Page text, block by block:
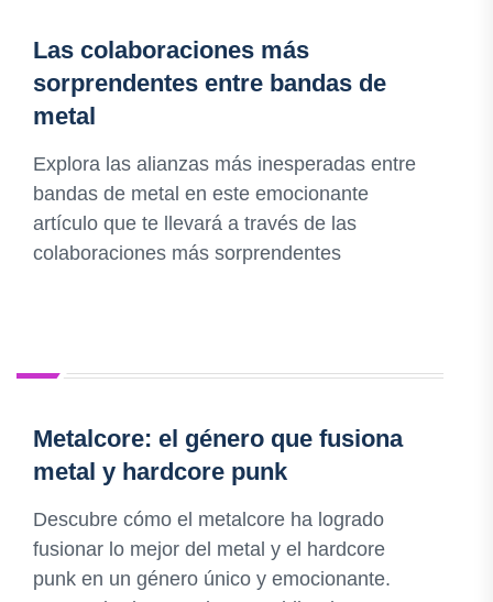
Las colaboraciones más
sorprendentes entre bandas de
metal
Explora las alianzas más inesperadas entre
bandas de metal en este emocionante
artículo que te llevará a través de las
colaboraciones más sorprendentes
Metalcore: el género que fusiona
metal y hardcore punk
Descubre cómo el metalcore ha logrado
fusionar lo mejor del metal y el hardcore
punk en un género único y emocionante.